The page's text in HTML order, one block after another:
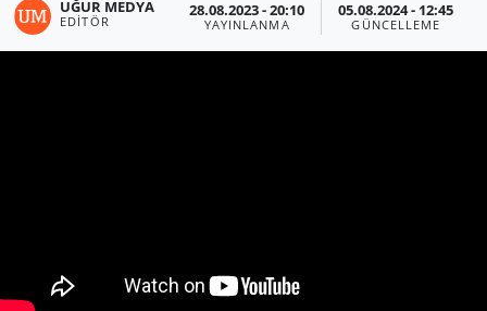
UĞUR MEDYA
EDITÖR
28.08.2023 - 20:10
YAYINLANMA
05.08.2024 - 12:45
GÜNCELLEME